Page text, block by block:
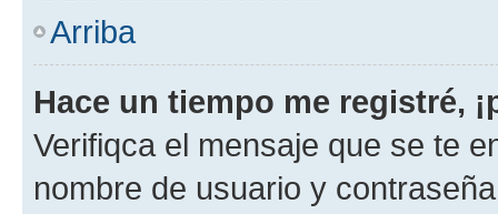
Arriba
Hace un tiempo me registré,
Verifiqca el mensaje que se te
nombre de usuario y